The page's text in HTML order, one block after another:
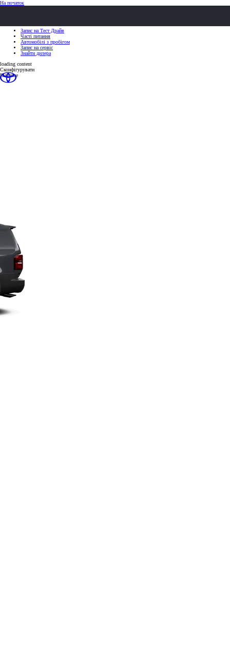
На початок(Натисніть Enter)
Клацніть, щоб закрити
Запис на Тест Драйв
Часті питання
Автомобілі з пробігом
Запис на сервіс
Знайти дилера
loading content
Сконфігурувати
Elegance